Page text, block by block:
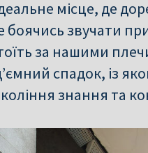
місце, де
боячись звучати
за нашими
спадок, із
знання та